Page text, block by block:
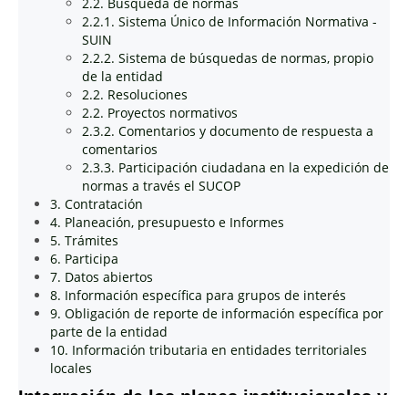
2.2.1. Sistema Único de Información Normativa -
SUIN
2.2.2. Sistema de búsquedas de normas, propio
de la entidad
2.2. Resoluciones
2.2. Proyectos normativos
2.3.2. Comentarios y documento de respuesta a
comentarios
2.3.3. Participación ciudadana en la expedición de
normas a través el SUCOP
3. Contratación
4. Planeación, presupuesto e Informes
5. Trámites
6. Participa
7. Datos abiertos
8. Información específica para grupos de interés
9. Obligación de reporte de información específica por
parte de la entidad
10. Información tributaria en entidades territoriales
locales